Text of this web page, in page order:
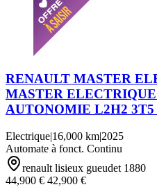
RENAULT MASTER
MASTER
AUTONOMIE L2H2 3T5
Electrique|16,000 km|2025
Automate à fonct. Continu
renault lisieux gueudet 1880
44,900 € 42,900 €